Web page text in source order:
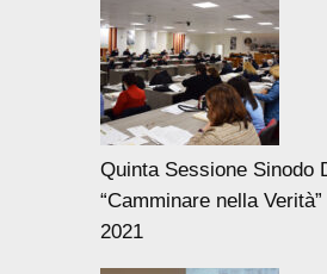
Quinta Sessione Sinodo
“Camminare nella
2021